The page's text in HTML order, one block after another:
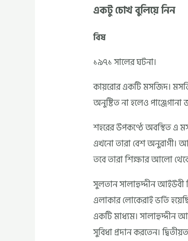
একটু চোখ বুলিয়ে নিন
বিষ
১৯৭১ সালের ঘটনা।
কায়রোর একটি মসজিদ।
অনুষ্টিত না হলেও পাঞ্জেগানা
শহরের উপকণ্ঠে অবস্থিত এ
এখনো তারা বেশ অনুরাগী।
তবে তারা শিক্ষার আলো
সুলতান সালাহুদ্দীন আইউবী
এলাকার লোকেরাই ভর্তি
একটি মাধ্যম। সালাহুদ্দীন
সুবিধা প্রদান করতেন।